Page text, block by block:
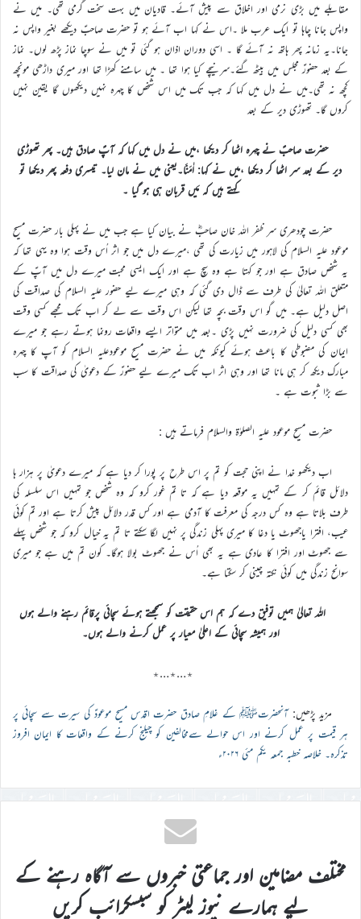
مقابلے میں بڑی نرمی اور اخلاق سے پیش آئے۔ قادیان میں بہت سخت گرمی تھی۔ میں نے
واپس جانا چاہا تو ایک عرب ملا ۔اس نے کہا اب آئے ہو تو حضرت صاحبؑ دیکھے بغیر واپس نہ
جانا۔یہ زمانہ پھر ہاتھ نہ آئے گا ۔ اسی دوران اذان ہو گئی تو میں نے سوچا نماز پڑھ لوں۔ نماز
کے بعد حضورؑ مجلس میں بیٹھ گئے۔سرنیچے کیا ہوا تھا ۔ میں سامنے کھڑا تھا اور میری داڑھی مونچھ
کچھ نہ تھی۔میں نے دل میں کہا کہ جب تک میں اس شخص کا چہرہ نہیں دیکھوں گا یقین نہیں
کروں گا۔ تھوڑی دیر کے بعد
حضرت صاحبؑ نے چہرہ اٹھا کر دیکھا ،میں نے دل میں کہا کہ آپؑ صادق ہیں۔ پھر تھوڑی
دیر کے بعد سر اٹھا کر دیکھا ،میں نے کہا: اٰمَنَّا۔یعنی میں نے مان لیا۔ تیسری دفعہ پھر دیکھا تو
کہتے ہیں کہ مَیں قربان ہی ہو گیا ۔
حضرت چودھری سر ظفر اللہ خان صاحبؓ نے بیان کیا ہے جب میں نے پہلی بار حضرت مسیح
موعود علیہ السلام کی لاہور میں زیارت کی تھی ،میرے دل میں جو اثر اُس وقت ہوا وہ یہی تھا کہ
یہ شخص صادق ہے اور جو کہتا ہے وہ سچ ہے اور ایک ایسی محبت میرے دل میں آپؑ کے
متعلق اللہ تعالیٰ کی طرف سے ڈال دی گئی کہ وہی میرے لیے حضور علیہ السلام کی صداقت کی
اصل دلیل ہے۔ میں گو اس وقت بچہ تھا لیکن اس وقت سے لے کر اب تک مجھے کسی وقت
بھی کسی دلیل کی ضرورت نہیں پڑی ۔بعد میں متواتر ایسے واقعات رونما ہوتے رہے جو میرے
ایمان کی مضبوطی کا باعث ہوئے کیونکہ میں نے حضرت مسیح موعودعلیہ السلام کو آپ کا چہرہ
مبارک دیکھ کر ہی مانا تھا اور وہی اثر اب تک میرے لیے حضورؑ کے دعویٰ کی صداقت کا سب
سے بڑا ثبوت ہے ۔
حضرت مسیح موعود علیہ الصلوٰۃ والسلام فرماتے ہیں :
اب دیکھو خدا نے اپنی حجت کو تم پر اس طرح پر پورا کر دیا ہے کہ میرے دعویٰ پر ہزار ہا
دلائل قائم کر کے تمہیں یہ موقعہ دیا ہے کہ تا تم غور کرو کہ وہ شخص جو تمہیں اس سلسلہ کی
طرف بلاتا ہے وہ کس درجہ کی معرفت کا آدمی ہے اور کس قدر دلائل پیش کرتا ہے اور تم کوئی
عیب، افترا یاجھوٹ یا دغا کا میری پہلی زندگی پر نہیں لگا سکتے تا تم یہ خیال کرو کہ جو شخص پہلے
سے جھوٹ اور افترا کا عادی ہے یہ بھی اُس نے جھوٹ بولا ہوگا۔ کون تم میں ہے جو میری
سوانح زندگی میں کوئی نکتہ چینی کر سکتا ہے۔
اللہ تعالیٰ ہمیں توفیق دے کہ ہم اس حقیقت کو سمجھتے ہوئے سچائی پرقائم رہنے والے ہوں
اور ہمیشہ سچائی کے اعلیٰ معیار پر عمل کرنے والے ہوں۔
٭…٭…٭
مزید پڑھیں:آنحضرتﷺ کے غلامِ صادق حضرت اقدس مسیح موعودؑ کی سیرت سے سچائی پر
ہر قیمت پر عمل کرنے اور اس حوالے سےمخالفین کو چیلنج کرنے کے واقعات کا ایمان افروز
تذکرہ۔ خلاصہ خطبہ جمعہ یکم مئی ۲۰۲۶ء
مختلف مضامین اور جماعتی خبروں سے آگاہ رہنے کے
لیے ہمارے نیوز لیٹر کو سبسکرائب کریں